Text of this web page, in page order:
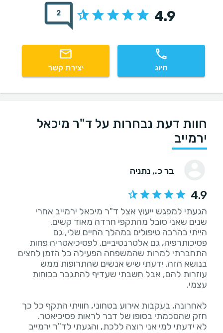
4.9
2
חיוג יצירת קשר
חוות דעת נבחרות על ד"ר מיכאל
ירמייב
בר כ., נתניה
4.9
הגעתי למפגש ייעוץ אצל ד"ר מיכאל ירמייב אחרי
הייתי בהרבה טיפולים במהלך החיים שלי, גם
פסיכותרפיה, גם אלטרנטיביים. לפסיכיאטריה פחות
התחברתי למרות שהמשפחה הפעילה כל הזמן לחצים
בנושא הזה. ידעתי שיש אנשים שהתרופות ממש
עוזרות להם, אבל חשבתי שעדיף להתגבר בכוחות
לאחרונה, בעקבות אירוע בטחוני, חוויתי התקף כל כך
לא ידעתי למי אני רוצה ללכת, והגעתי לד"ר ירמייב